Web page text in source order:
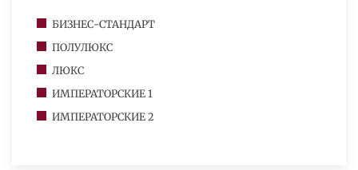
БИЗНЕС-СТАНДАРТ
ПОЛУЛЮКС
ЛЮКС
ИМПЕРАТОРСКИЕ 1
ИМПЕРАТОРСКИЕ 2